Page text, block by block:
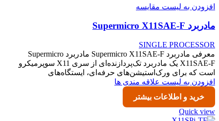
افزودن به لیست مقایسه
مادربرد Supermicro X11SAE-F
SINGLE PROCESSOR
معرفی مادربرد Supermicro X11SAE-F مادربرد Supermicro
X11SAE-F یک مادربرد تک‌پردازنده‌ای از سری X11 سوپرمیکرو
است که برای ورک‌استیشن‌های حرفه‌ای، ایستگاه‌های
افزودن به لیست علاقه مندی ها
خرید و اطلاعات بیشتر
Quick view